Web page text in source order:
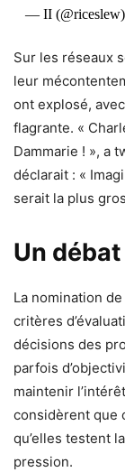
— II (@riceslew)
Sur les réseaux
leur
ont explosé,
flagrante. «
Dammarie ! », a
déclarait : «
serait la plus
Un
La nomination
critères
décisions des
parfois
maintenir
considèrent que
qu’elles testent
pression.